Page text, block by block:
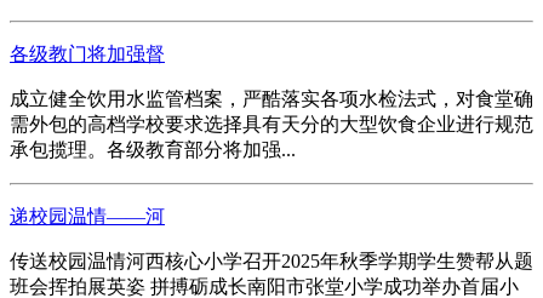
各级教门将加强督
成立健全饮用水监管档案，严酷落实各项水检法式，对食堂确
需外包的高档学校要求选择具有天分的大型饮食企业进行规范
承包揽理。各级教育部分将加强...
递校园温情——河
传送校园温情河西核心小学召开2025年秋季学期学生赞帮从题
班会挥拍展英姿 拼搏砺成长南阳市张堂小学成功举办首届小